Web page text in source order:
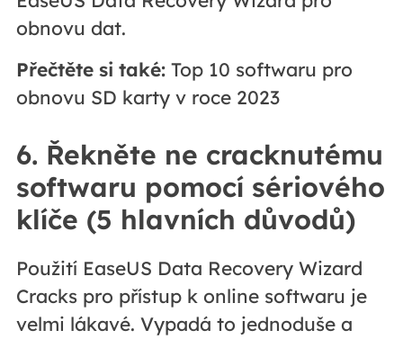
obnovu dat.
Přečtěte si také:Top 10 softwaru pro
obnovu SD karty v roce 2023
6. Řekněte ne cracknutému
softwaru pomocí sériového
klíče (5 hlavních důvodů)
Použití EaseUS Data Recovery Wizard
Cracks pro přístup k online softwaru je
velmi lákavé. Vypadá to jednoduše a